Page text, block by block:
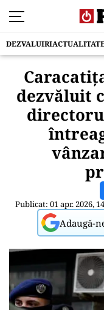
DEZVALUIRI
dezvăluit
Publicat: 01 apr. 2026,
Adaugă-